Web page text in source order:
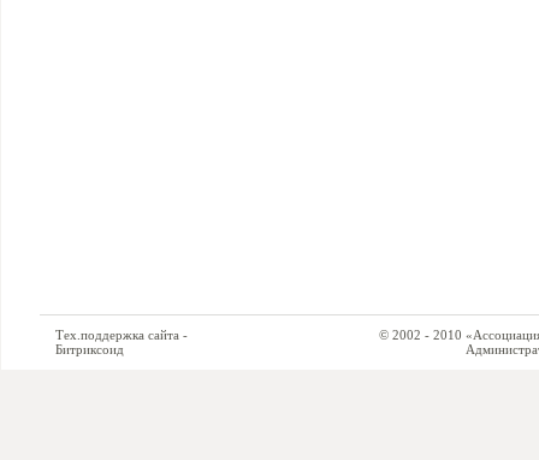
Тех.поддержка сайта -
Битриксоид
© 2002 - 2010 «Ассоциация